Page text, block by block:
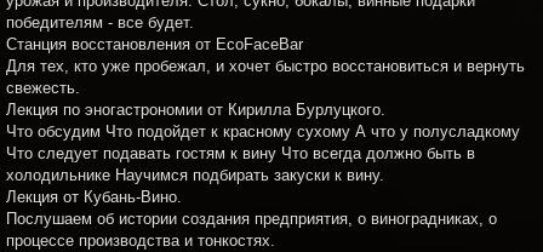
победителям - все будет.
Станция восстановления от EcoFaceBar
Для тех, кто уже пробежал, и хочет быстро восстановиться и вернуть
свежесть.
Лекция по эногастрономии от Кирилла Бурлуцкого.
Что обсудим Что подойдет к красному сухому А что у полусладкому
Что следует подавать гостям к вину Что всегда должно быть в
холодильнике Научимся подбирать закуски к вину.
Лекция от Кубань-Вино.
Послушаем об истории создания предприятия, о виноградниках, о
процессе производства и тонкостях.